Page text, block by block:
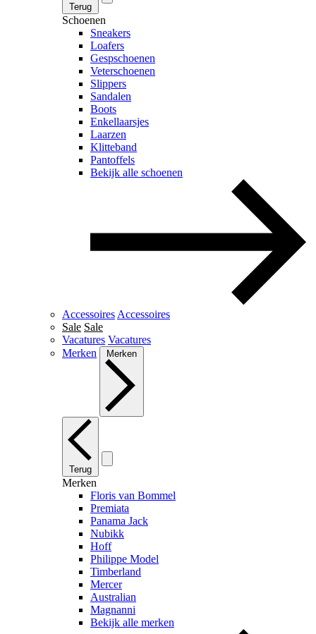
Terug
Schoenen
Sneakers
Loafers
Gespschoenen
Veterschoenen
Slippers
Sandalen
Boots
Enkellaarsjes
Laarzen
Klitteband
Pantoffels
Bekijk alle schoenen
Accessoires Accessoires
Sale Sale
Vacatures Vacatures
Merken
Merken
Terug
Merken
Floris van Bommel
Premiata
Panama Jack
Nubikk
Hoff
Philippe Model
Timberland
Mercer
Australian
Magnanni
Bekijk alle merken